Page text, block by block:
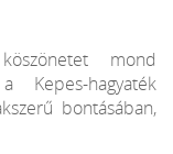
mond
hagyaték
bontásában,